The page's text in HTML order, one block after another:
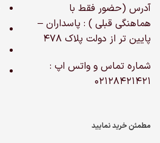
آدرس (حضور فقط با
هماهنگی قبلی ) : پاسداران –
پایین تر از دولت پلاک ۴۷۸
شماره تماس و واتس اپ :
02128421421
مطمئن خرید نمایید